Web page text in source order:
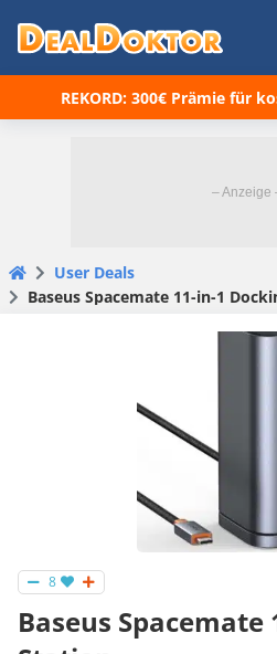
REKORD: 300€ Prämie für
User Deals
Baseus Spacemate 11-in-1
8
Baseus